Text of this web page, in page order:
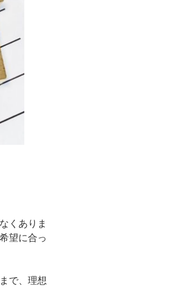
くありま
望に合っ
で、理想